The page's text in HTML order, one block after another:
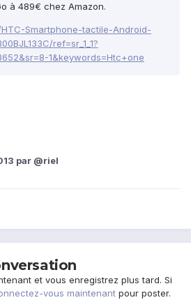
à 489€ chez Amazon.
Smartphone-tactile-Android-
ref=sr_1_1?
1&keywords=Htc+one
par @riel
et vous enregistrez plus tard. Si
vous maintenant pour poster.